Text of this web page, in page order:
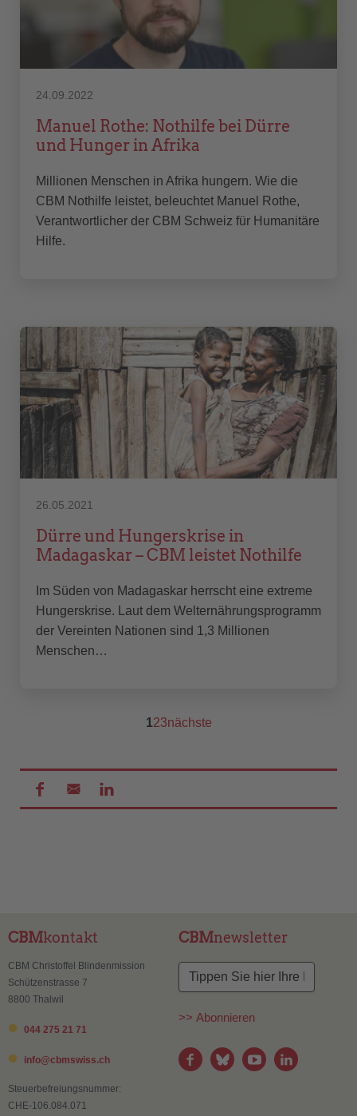
24.09.2022
Manuel Rothe: Nothilfe bei Dürre
und Hunger in Afrika
Millionen Menschen in Afrika hungern. Wie die
CBM Nothilfe leistet, beleuchtet Manuel Rothe,
Verantwortlicher der CBM Schweiz für Humanitäre
Hilfe.
26.05.2021
Dürre und Hungerskrise in
Madagaskar – CBM leistet Nothilfe
Im Süden von Madagaskar herrscht eine extreme
Hungerskrise. Laut dem Welternährungsprogramm
der Vereinten Nationen sind 1,3 Millionen
Menschen…
123nächste
CBMkontakt
CBM Christoffel Blindenmission
Schützenstrasse 7
8800 Thalwil
044 275 21 71
info@cbmswiss.ch
Steuerbefreiungsnummer:
CHE-106.084.071
CBMnewsletter
>> Abonnieren